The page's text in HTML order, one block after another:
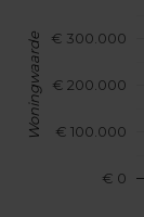
€ 0
€ 100.000
€ 200.000
€ 300.000
Woningwaarde